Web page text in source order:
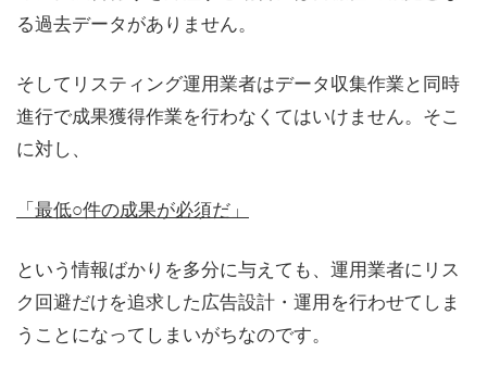
る過去データがありません。
そしてリスティング運用業者はデータ収集作業と同時
進行で成果獲得作業を行わなくてはいけません。そこ
に対し、
「最低○件の成果が必須だ」
という情報ばかりを多分に与えても、運用業者にリス
ク回避だけを追求した広告設計・運用を行わせてしま
うことになってしまいがちなのです。